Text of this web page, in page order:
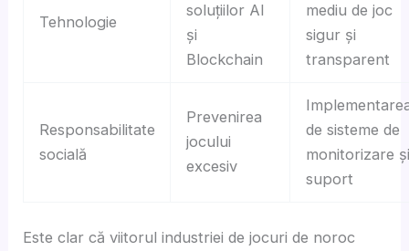
Tehnologie
soluțiilor AI
și
Blockchain
mediu de joc
sigur și
transparent
Responsabilitate
socială
Prevenirea
jocului
excesiv
de sisteme de
monitorizare și
suport
Este clar că viitorul industriei de jocuri de noroc